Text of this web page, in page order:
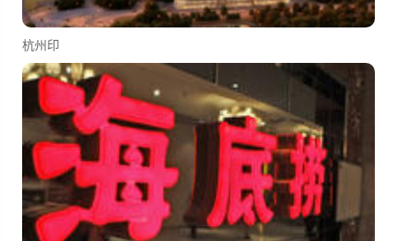
杭州印